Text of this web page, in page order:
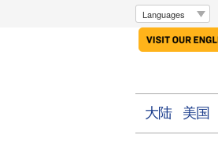
大陆 美国